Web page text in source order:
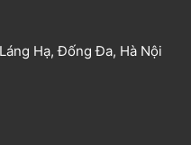
Hạ, Đống Đa, Hà Nội